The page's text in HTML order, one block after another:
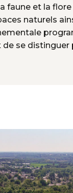
faune et la flore
naturels
se distinguer